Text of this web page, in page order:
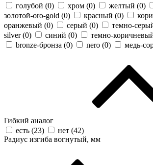
голубой (0) хром (0) желтый (0)
золотой-oro-gold (0) красный (0)
оранжевый (0) серый (0) темно-
silver (0) синий (0) темно-
bronze-бронза (0) nero (0) медь-
Гибкий аналог
есть (23) нет (42)
Радиус изгиба вогнутый, мм